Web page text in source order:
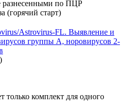
Astrovirus-FL. Выявление и
группы А, норовирусов 2-